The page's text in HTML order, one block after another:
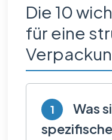
Die 10
für eine
1
Was